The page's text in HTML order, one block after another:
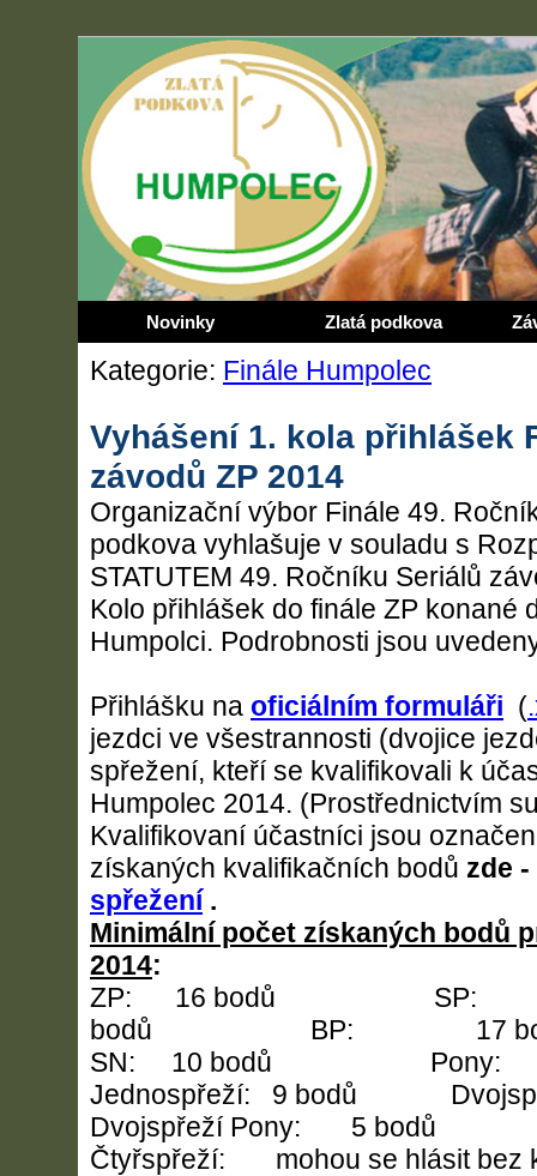
Novinky Zlatá podkova
Kategorie: Finále Humpolec
Vyhášení 1. kola přihlášek
závodů ZP 2014
Organizační výbor Finále 49.
podkova vyhlašuje v souladu s
STATUTEM 49. Ročníku Seriálů
Kolo přihlášek do finále ZP konané
Humpolci. Podrobnosti jsou
Přihlášku na oficiálním formuláři (
jezdci ve všestrannosti (dvojice
spřežení, kteří se kvalifikovali k
Humpolec 2014. (Prostřednictvím
Kvalifikovaní účastníci jsou
získaných kvalifikačních bodů zde -
spřežení.
Minimální počet získaných bodů
2014:
ZP: 16 bodů
bodů BP: 17
SN: 10 bodů Pony:
Jednospřeží: 9 bodů
Dvojspřeží Pony: 5 bodů
Čtyřspřeží: mohou se hlásit